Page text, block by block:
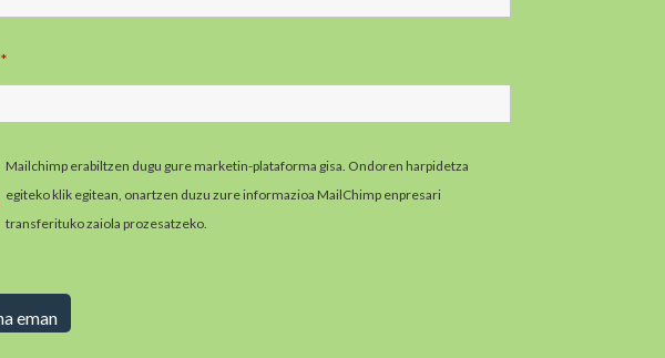
*
Mailchimp erabiltzen dugu gure marketin-plataforma gisa. Ondoren harpidetza
egiteko klik egitean, onartzen duzu zure informazioa MailChimp enpresari
transferituko zaiola prozesatzeko.